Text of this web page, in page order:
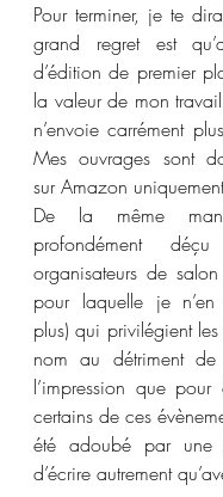
Pour terminer, je te
grand regret est
d’édition de premier
la valeur de mon
n’envoie carrément
Mes ouvrages sont
sur Amazon
De la même
profondément
organisateurs de
pour laquelle je
plus) qui privilégient
nom au détriment de
l’impression que
certains de ces
été adoubé par une
d’écrire autrement